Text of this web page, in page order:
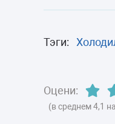
Тэги:
Оцени:
(в среднем 4,1